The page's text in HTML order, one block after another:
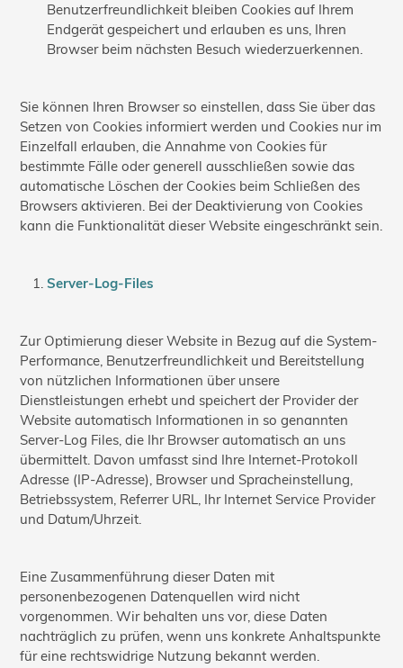
Benutzerfreundlichkeit bleiben Cookies auf Ihrem
Endgerät gespeichert und erlauben es uns, Ihren
Browser beim nächsten Besuch wiederzuerkennen.
Sie können Ihren Browser so einstellen, dass Sie über das
Setzen von Cookies informiert werden und Cookies nur im
Einzelfall erlauben, die Annahme von Cookies für
bestimmte Fälle oder generell ausschließen sowie das
automatische Löschen der Cookies beim Schließen des
Browsers aktivieren. Bei der Deaktivierung von Cookies
kann die Funktionalität dieser Website eingeschränkt sein.
Server-Log-Files
Zur Optimierung dieser Website in Bezug auf die System-
Performance, Benutzerfreundlichkeit und Bereitstellung
von nützlichen Informationen über unsere
Dienstleistungen erhebt und speichert der Provider der
Website automatisch Informationen in so genannten
Server-Log Files, die Ihr Browser automatisch an uns
übermittelt. Davon umfasst sind Ihre Internet-Protokoll
Adresse (IP-Adresse), Browser und Spracheinstellung,
Betriebssystem, Referrer URL, Ihr Internet Service Provider
und Datum/Uhrzeit.
Eine Zusammenführung dieser Daten mit
personenbezogenen Datenquellen wird nicht
vorgenommen. Wir behalten uns vor, diese Daten
nachträglich zu prüfen, wenn uns konkrete Anhaltspunkte
für eine rechtswidrige Nutzung bekannt werden.